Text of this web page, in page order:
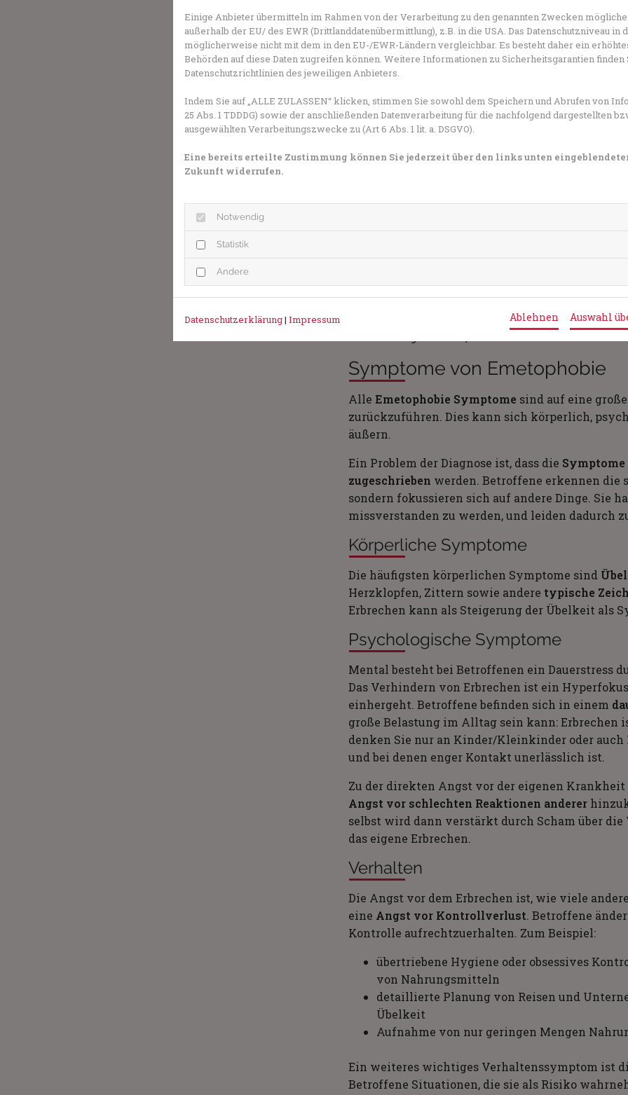
Therapeuten Ihnen nach einem ausführlichen
Empfehlungen zu Wegen aus der Belastung
Woher kommt die Angst? Ursachen
oft bereits imKindesalter(um 10 Jahre) und
Geschichte mit der Phobie.
Genetische Ursachen können nicht
Menschen eher betroffen sind, wenn sie
vielStresserleben oder erlebt haben
Ein weiterer wichtiger Faktor ist die negative
Menschen, die einetraumatische Erfahrungmit
Erbrechen eine Rolle spielt, haben ein höheres
Zum Beispiel ist ein Familienmitglied einmal
Symptome von Emetophobie
Alle Emetophobie Symptome sind auf eine
zurückzuführen. Dies kann sich körperlich,
äußern.
Ein Problem der Diagnose ist, dass die
zugeschrieben werden. Betroffene erkennen die
sondern fokussieren sich auf andere Dinge. Sie
missverstanden zu werden, und leiden dadurch
Körperliche Symptome
Die häufigsten körperlichen Symptome sind
Herzklopfen, Zittern sowie andere typische
Erbrechen kann als Steigerung der Übelkeit als
Psychologische Symptome
Mental besteht bei Betroffenen ein Dauerstress
Das Verhindern von Erbrechen ist ein
einhergeht. Betroffene befinden sich in einem
große Belastung im Alltag sein kann:
denken Sie nur an Kinder/Kleinkinder oder auch
und bei denen enger Kontakt unerlässlich ist.
Zu der direkten Angst vor der eigenen
Angst vor schlechten Reaktionen anderer
selbst wird dann verstärkt durch Scham über
das eigene Erbrechen.
Verhalten
Die Angst vor dem Erbrechen ist, wie viele
eine Angst vor Kontrollverlust. Betroffene
Kontrolle aufrechtzuerhalten. Zum Beispiel:
übertriebene Hygiene oder obsessives
von Nahrungsmitteln
detaillierte Planung von Reisen und
Übelkeit
Aufnahme von nur geringen Mengen
Ein weiteres wichtiges Verhaltenssymptom ist
Betroffene Situationen, die sie als Risiko
Einige Anbieter übermitteln im Rahmen von der Verarbeitung zu den genannten Zwecken
außerhalb der EU/ des EWR (Drittlanddatenübermittlung), z.B. in die USA. Das Datenschutzniveau in
möglicherweise nicht mit dem in den EU-/EWR-Ländern vergleichbar. Es besteht daher ein
Behörden auf diese Daten zugreifen können. Weitere Informationen zu Sicherheitsgarantien finden
Datenschutzrichtlinien des jeweiligen Anbieters.
Indem Sie auf „ALLE ZULASSEN“ klicken, stimmen Sie sowohl dem Speichern und Abrufen von
25 Abs. 1 TDDDG) sowie der anschließenden Datenverarbeitung für die nachfolgend dargestellten
ausgewählten Verarbeitungszwecke zu (Art 6 Abs. 1 lit. a. DSGVO).
Eine bereits erteilte Zustimmung können Sie jederzeit über den links unten
Zukunft widerrufen.
Notwendig
Statistik
Andere
Datenschutzerklärung| Impressum Ablehnen Auswahl